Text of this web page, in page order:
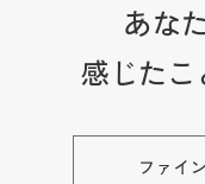
あな
感じたこ